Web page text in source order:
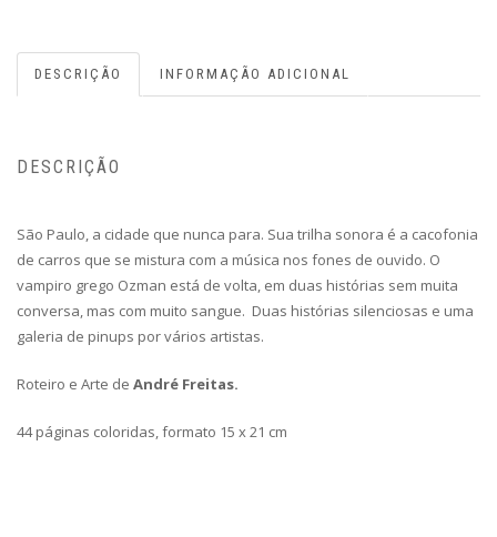
DESCRIÇÃO INFORMAÇÃO ADICIONAL
DESCRIÇÃO
São Paulo, a cidade que nunca para. Sua trilha sonora é a cacofonia
de carros que se mistura com a música nos fones de ouvido. O
vampiro grego Ozman está de volta, em duas histórias sem muita
conversa, mas com muito sangue. Duas histórias silenciosas e uma
galeria de pinups por vários artistas.
Roteiro e Arte de André Freitas.
44 páginas coloridas, formato 15 x 21 cm